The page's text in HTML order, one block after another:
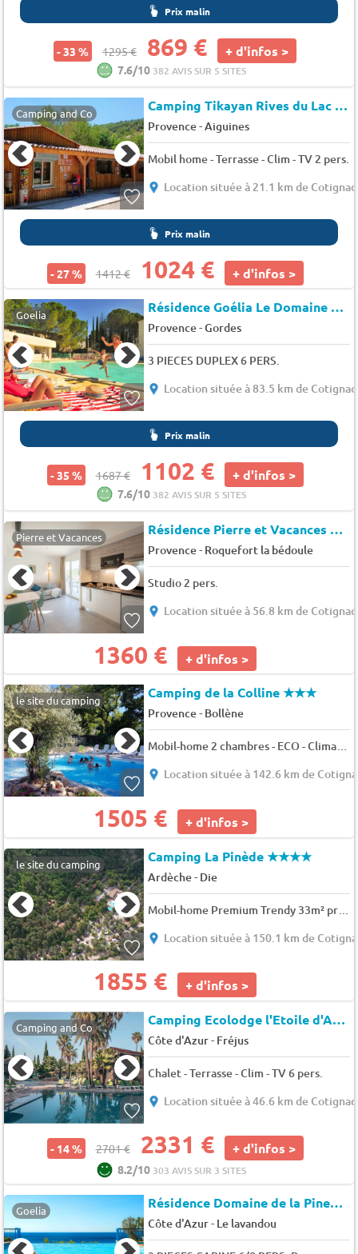
Prix malin
- 33 % 1295 € 869 € + d'infos >
7.6/10 382 AVIS SUR 5 SITES
Camping and Co Camping Tikayan Rives du Lac de Sainte Croix
Provence-Aiguines
Mobil home - Terrasse - Clim - TV 2 pers.
Location située à 21.1 km de Cotignac
Prix malin
- 27 % 1412 € 1024 € + d'infos >
Goelia Résidence Goélia Le Domaine du Moulin Blanc
Provence-Gordes
3 PIECES DUPLEX 6 PERS.
Location située à 83.5 km de Cotignac
Prix malin
- 35 % 1687 € 1102 € + d'infos >
7.6/10 382 AVIS SUR 5 SITES
Pierre et Vacances Résidence Pierre et Vacances Cap Cassis Calanques
Provence- Roquefort la bédoule
Studio 2 pers.
Location située à 56.8 km de Cotignac
1360 € + d'infos >
le site du camping Camping de la Colline★★★
Provence- Bollène
Mobil-home 2 chambres - ECO - Climatisé 5 pers.
Location située à 142.6 km de
1505 € + d'infos >
le site du camping Camping La Pinède★★★★
Ardèche- Die
Location située à 150.1 km de
1855 € + d'infos >
Camping and Co Camping Ecolodge l'Etoile d'Argens *
Côte d'Azur- Fréjus
Chalet - Terrasse - Clim - TV 6 pers.
Location située à 46.6 km de Cotignac
- 14 % 2701 € 2331 € + d'infos >
8.2/10 303 AVIS SUR 3 SITES
Goelia Résidence Domaine de la Pinede
Côte d'Azur- Le lavandou